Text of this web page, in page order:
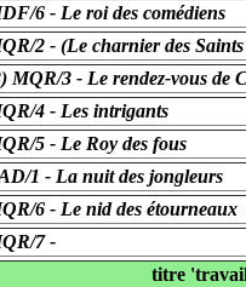
6 - Le roi des comédiens
2 - (Le charnier des
MQR/3 - Le rendez-vous de
4 - Les intrigants
5 - Le Roy des fous
1 - La nuit des jongleurs
6 - Le nid des étourneaux
7 -
titre